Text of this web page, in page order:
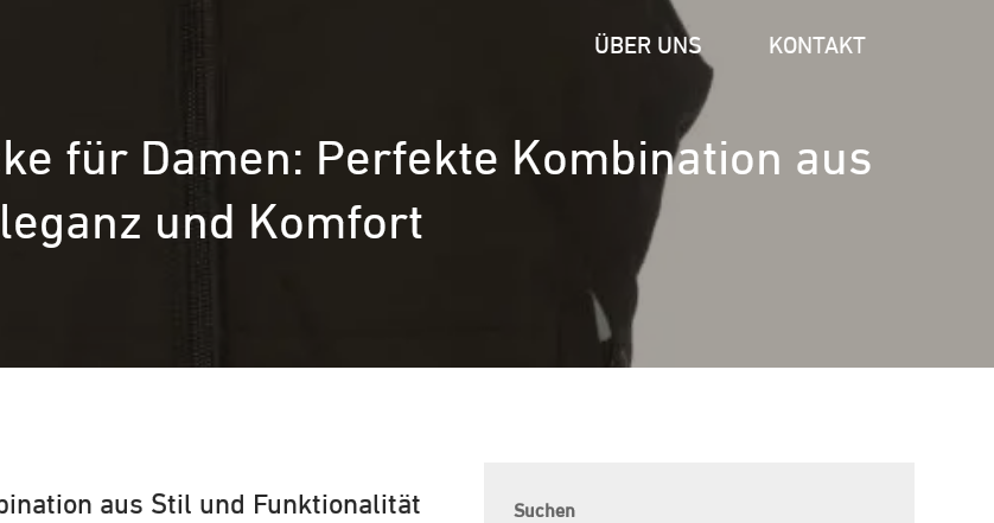
ÜBER UNS KONTAKT
für Damen: Perfekte Kombination aus
und Komfort
aus Stil und Funktionalität
Suchen